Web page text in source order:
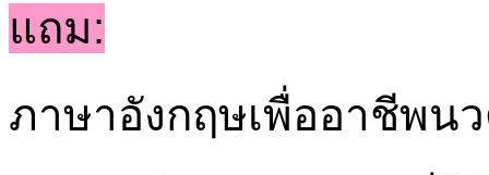
แถม:
ภาษาอังกฤษเพื่ออาชีพน